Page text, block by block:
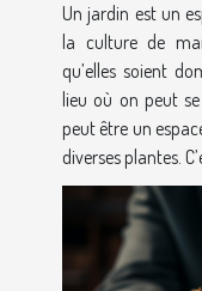
Un jardin est un
la culture de
qu’elles soient
lieu où on peut
peut être un
diverses plantes.